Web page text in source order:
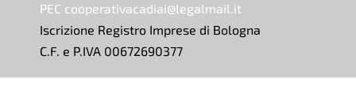
PEC cooperativacadiai@legalmail.it
Iscrizione Registro Imprese di Bologna
C.F. e P.IVA 00672690377